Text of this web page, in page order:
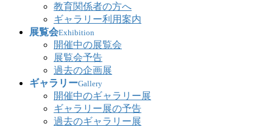
教育関係者の方へ
ギャラリー利用案内
展覧会Exhibition
開催中の展覧会
展覧会予告
過去の企画展
ギャラリーGallery
開催中のギャラリー展
ギャラリー展の予告
過去のギャラリー展